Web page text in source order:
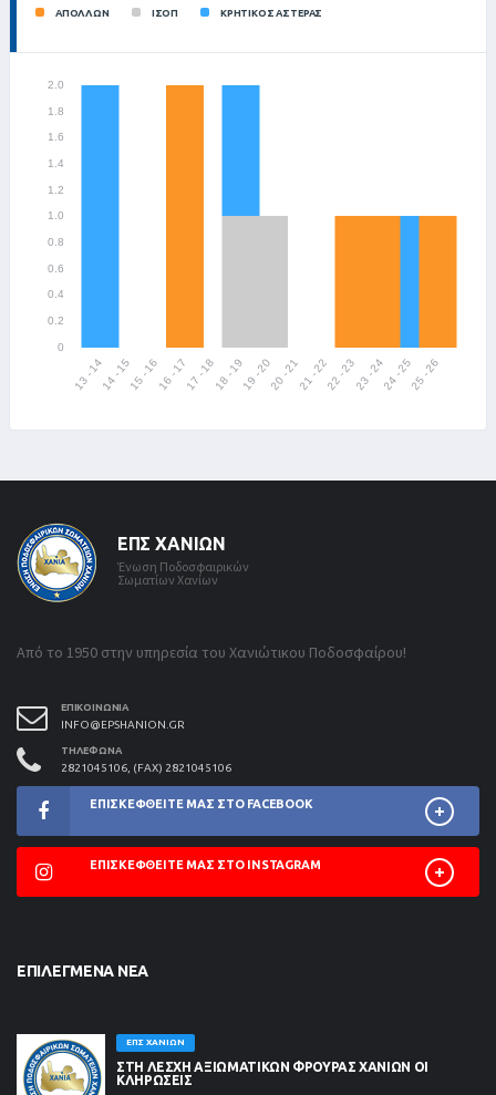
ΑΠΟΛΛΩΝ ΙΣΟΠ ΚΡΗΤΙΚΟΣ ΑΣΤΕΡΑΣ
ΕΠΣ ΧΑΝΊΩΝ
Ένωση Ποδοσφαιρικών
Σωματίων Χανίων
Από το 1950 στην υπηρεσία του Χανιώτικου Ποδοσφαίρου!
ΕΠΙΚΟΙΝΩΝΊΑ
INFO@EPSHANION.GR
ΤΗΛΈΦΩΝΑ
2821045106, (FAX) 2821045106
ΕΠΙΣΚΕΦΘΕΊΤΕ ΜΑΣ ΣΤΟ FACEBOOK
ΕΠΙΣΚΕΦΘΕΊΤΕ ΜΑΣ ΣΤΟ INSTAGRAM
ΕΠΙΛΕΓΜΈΝΑ ΝΈΑ
ΕΠΣ ΧΑΝΊΩΝ
ΣΤΗ ΛΈΣΧΗ ΑΞΙΩΜΑΤΙΚΏΝ ΦΡΟΥΡΆΣ ΧΑΝΊΩΝ ΟΙ
ΚΛΗΡΏΣΕΙΣ